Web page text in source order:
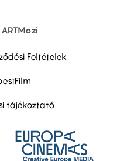
Feltételek
tájékoztató